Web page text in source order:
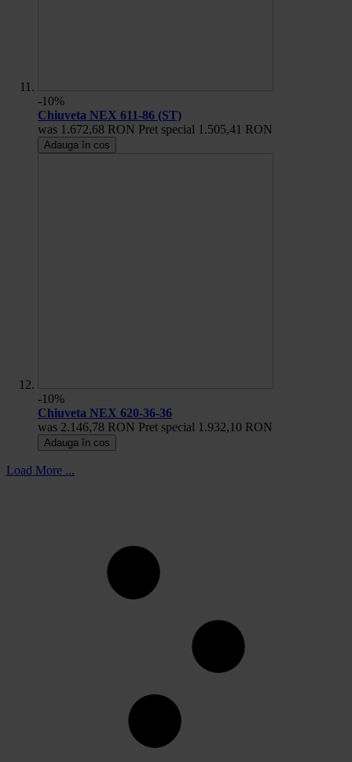
-10%
Chiuveta NEX 611-86 (ST)
was 1.672,68 RON Pret special 1.505,41 RON
Adauga în cos
-10%
Chiuveta NEX 620-36-36
was 2.146,78 RON Pret special 1.932,10 RON
Adauga în cos
Load More ...